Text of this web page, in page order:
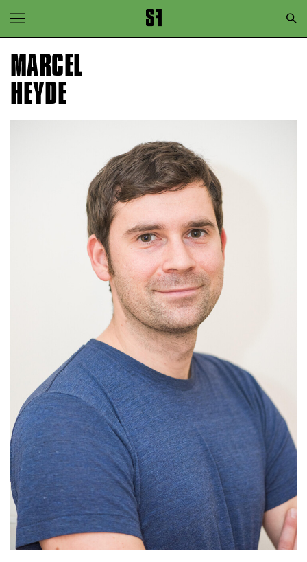
Zur Hauptnavigation springen
Zum Hauptinhalt springen
Zum Footer springen
MARCEL
HEYDE